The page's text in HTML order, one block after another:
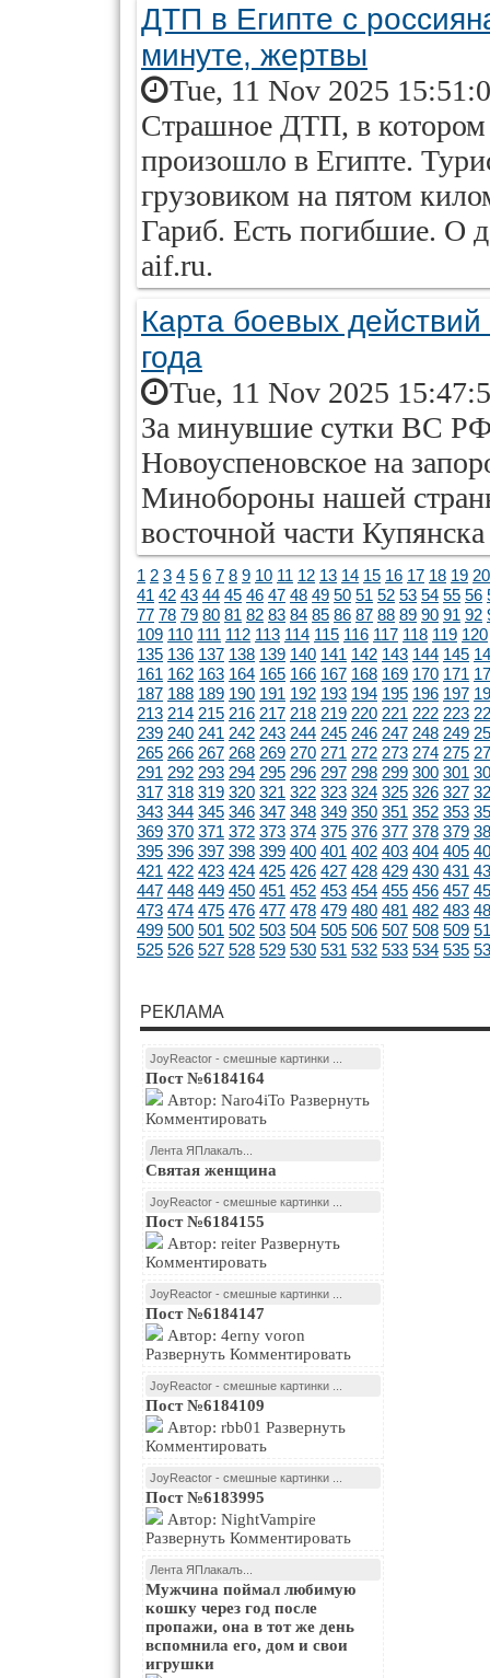
ДТП в Египте с
минуте, жертвы
Tue, 11 Nov 2025
Страшное ДТП, в котором
произошло в Египте.
грузовиком на пятом
Гариб. Есть погибшие. О
aif.ru.
Карта боевых
года
Tue, 11 Nov 2025
За минувшие сутки ВС РФ
Новоуспеновское на
Минобороны нашей
восточной части Купянска
1 2 3 4 5 6 7 8 9 10 11 12 13 14 15 16 17 18 19 20
41 42 43 44 45 46 47 48 49 50 51 52 53 54 55 56
77 78 79 80 81 82 83 84 85 86 87 88 89 90 91 92
109 110 111 112 113 114 115 116 117 118 119 120
135 136 137 138 139 140 141 142 143 144 145
161 162 163 164 165 166 167 168 169 170 171
187 188 189 190 191 192 193 194 195 196 197
213 214 215 216 217 218 219 220 221 222 223
239 240 241 242 243 244 245 246 247 248 249
265 266 267 268 269 270 271 272 273 274 275
291 292 293 294 295 296 297 298 299 300 301
317 318 319 320 321 322 323 324 325 326 327
343 344 345 346 347 348 349 350 351 352 353
369 370 371 372 373 374 375 376 377 378 379
395 396 397 398 399 400 401 402 403 404 405
421 422 423 424 425 426 427 428 429 430 431
447 448 449 450 451 452 453 454 455 456 457
473 474 475 476 477 478 479 480 481 482 483
499 500 501 502 503 504 505 506 507 508 509
525 526 527 528 529 530 531 532 533 534 535
РЕКЛАМА
JoyReactor - смешные картинки ...
Пост №6184164
Комментировать
Лента ЯПлакалъ...
Святая женщина
JoyReactor - смешные картинки ...
Пост №6184155
Комментировать
JoyReactor - смешные картинки ...
Пост №6184147
Развернуть Комментировать
JoyReactor - смешные картинки ...
Пост №6184109
Комментировать
JoyReactor - смешные картинки ...
Пост №6183995
Развернуть Комментировать
Лента ЯПлакалъ...
Мужчина поймал любимую
кошку через год после
пропажи, она в тот же день
вспомнила его, дом и свои
игрушки